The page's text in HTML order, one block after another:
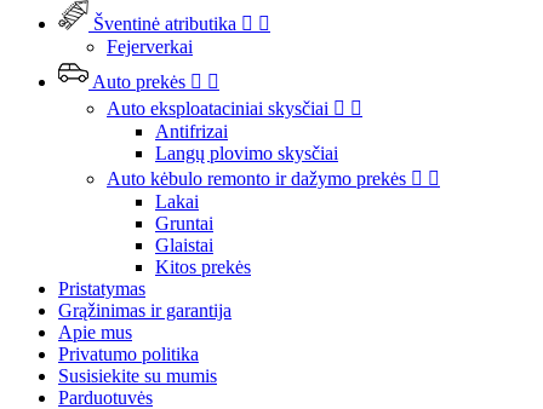
Šventinė atributika  
Fejerverkai
Auto prekės  
Auto eksploataciniai skysčiai  
Antifrizai
Langų plovimo skysčiai
Auto kėbulo remonto ir dažymo prekės  
Lakai
Gruntai
Glaistai
Kitos prekės
Pristatymas
Grąžinimas ir garantija
Apie mus
Privatumo politika
Susisiekite su mumis
Parduotuvės